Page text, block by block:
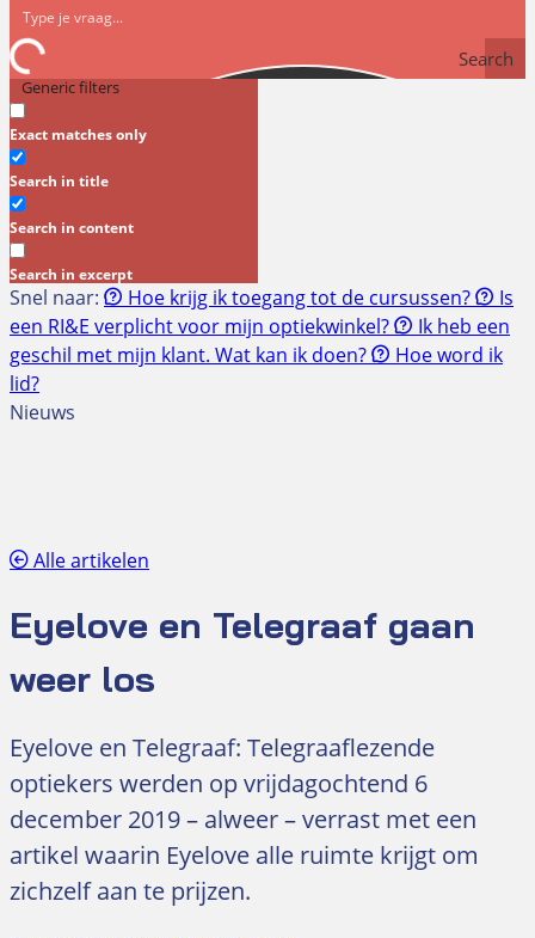
Search
Generic filters
Exact matches only
Search in title
Search in content
Search in excerpt
Snel naar: Hoe krijg ik toegang tot de cursussen?
Is
een RI&E verplicht voor mijn optiekwinkel?
Ik heb een
geschil met mijn klant. Wat kan ik doen?
Hoe word ik
lid?
Nieuws
Alle artikelen
Eyelove en Telegraaf gaan
weer los
Eyelove en Telegraaf: Telegraaflezende
optiekers werden op vrijdagochtend 6
december 2019 – alweer – verrast met een
artikel waarin Eyelove alle ruimte krijgt om
zichzelf aan te prijzen.